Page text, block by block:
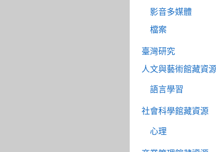
影音多媒體
檔案
臺灣研究
人文與藝術館藏資源
語言學習
社會科學館藏資源
心理